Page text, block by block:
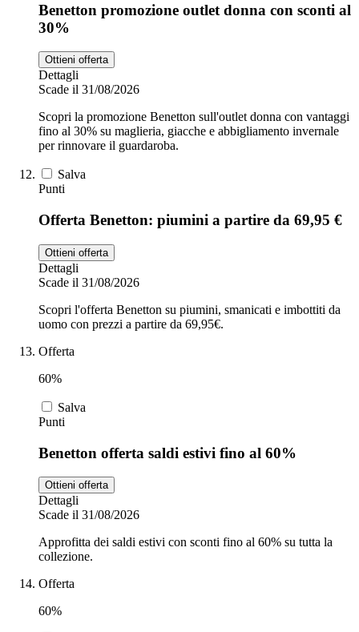
Benetton promozione outlet donna con sconti al
30%
Ottieni offerta
Dettagli
Scade il 31/08/2026
Scopri la promozione Benetton sull'outlet donna con vantaggi
fino al 30% su maglieria, giacche e abbigliamento invernale
per rinnovare il guardaroba.
Salva
Punti
Offerta Benetton: piumini a partire da 69,95 €
Ottieni offerta
Dettagli
Scade il 31/08/2026
Scopri l'offerta Benetton su piumini, smanicati e imbottiti da
uomo con prezzi a partire da 69,95€.
Offerta
60%
Salva
Punti
Benetton offerta saldi estivi fino al 60%
Ottieni offerta
Dettagli
Scade il 31/08/2026
Approfitta dei saldi estivi con sconti fino al 60% su tutta la
collezione.
Offerta
60%